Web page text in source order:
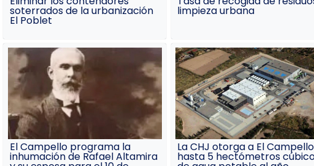
soterrados de la urbanización
El Poblet
limpieza urbana
El Campello programa la
inhumación de Rafael Altamira
La CHJ otorga a El Campello
hasta 5 hectómetros